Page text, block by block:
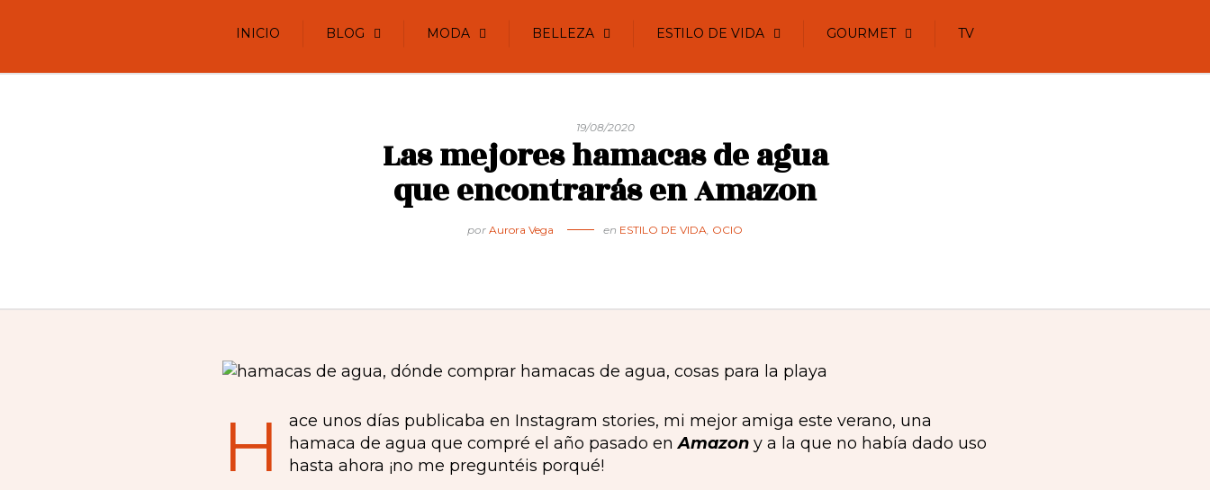
INICIO BLOG MODA BELLEZA ESTILO DE VIDA GOURMET TV
19/08/2020
Las mejores hamacas de agua
que encontrarás en Amazon
por Aurora Vega en ESTILO DE VIDA, OCIO
H
ace unos días publicaba en Instagram stories, mi mejor amiga este verano, una
hamaca de agua que compré el año pasado enAmazon y a la que no había dado uso
hasta ahora ¡no me preguntéis porqué!